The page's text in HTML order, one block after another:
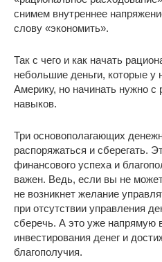
снимем внутреннее
слову «экономить».
Так с чего и как начать
небольшие деньги, которые у
Америку, но начинать нужно
навыков.
Три основополагающих
распоряжаться и сберегать.
финансового успеха и
важен. Ведь, если вы не
не возникнет желание
при отсутствии управления
сберечь. А это уже напрямую
инвестирования денег и
благополучия.